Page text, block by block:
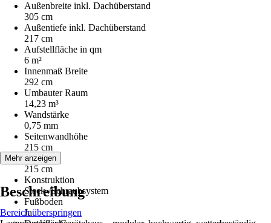
Außenbreite inkl. Dachüberstand
305 cm
Außentiefe inkl. Dachüberstand
217 cm
Aufstellfläche in qm
6 m²
Innenmaß Breite
292 cm
Umbauter Raum
14,23 m³
Wandstärke
0,75 mm
Seitenwandhöhe
215 cm
Firsthöhe
215 cm
Konstruktion
Steck-/Schraubsystem
Fußboden
Ja
Mehr anzeigen
Beschreibung
Bereich überspringen